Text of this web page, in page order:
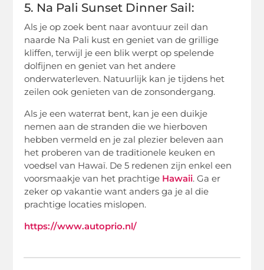
5. Na Pali Sunset Dinner Sail:
Als je op zoek bent naar avontuur zeil dan
naarde Na Pali kust en geniet van de grillige
kliffen, terwijl je een blik werpt op spelende
dolfijnen en geniet van het andere
onderwaterleven. Natuurlijk kan je tijdens het
zeilen ook genieten van de zonsondergang.
Als je een waterrat bent, kan je een duikje
nemen aan de stranden die we hierboven
hebben vermeld en je zal plezier beleven aan
het proberen van de traditionele keuken en
voedsel van Hawaï. De 5 redenen zijn enkel een
voorsmaakje van het prachtige Hawaii. Ga er
zeker op vakantie want anders ga je al die
prachtige locaties mislopen.
https://www.autoprio.nl/